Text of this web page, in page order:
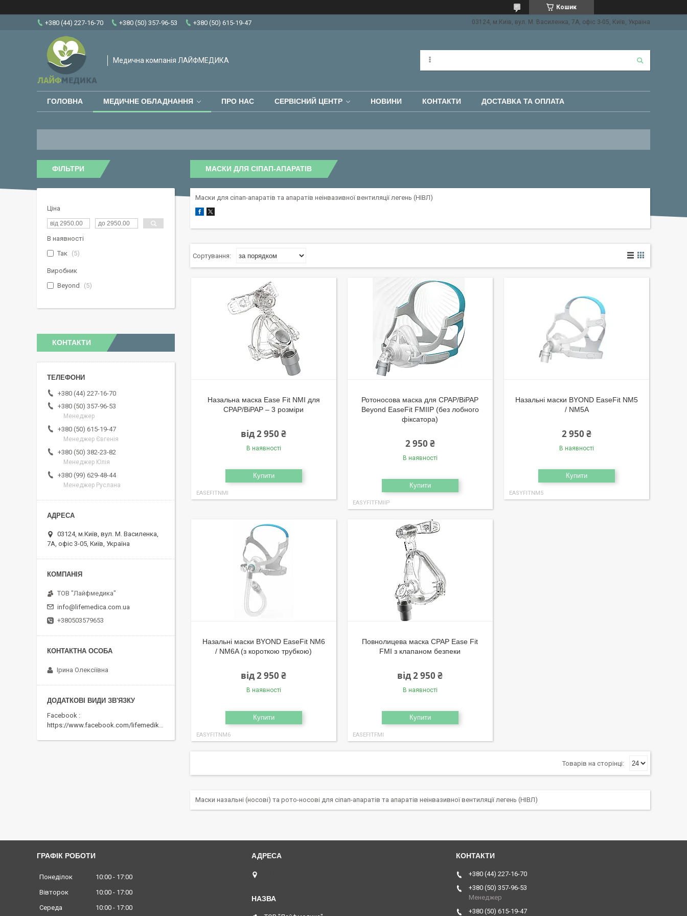
Кошик
+380 (44) 227-16-70 +380 (50) 357-96-53 +380 (50) 615-19-47 03124, м.Київ, вул. М. Василенка, 7А, офіс 3-05, Київ, Україна
Медична компанія ЛАЙФМЕДИКА
ГОЛОВНА МЕДИЧНЕ ОБЛАДНАННЯ ПРО НАС СЕРВІСНИЙ ЦЕНТР НОВИНИ КОНТАКТИ ДОСТАВКА ТА ОПЛАТА
МАСКИ ДЛЯ СІПАП-АПАРАТІВ
Маски для сіпап-апаратів та апаратів неінвазивної вентиляції легень (НІВЛ)
Назальна маска Ease Fit NMI для
CPAP/BiPAP – 3 розміри
від 2 950 ₴
В наявності
Купити
EASEFITNMI
Ротоносова маска для CPAP/BiPAP
Beyond EaseFit FMIIP (без лобного
фіксатора)
2 950 ₴
В наявності
Купити
EASYFITFMIIP
Назальні маски BYOND EaseFit NM5
/ NM5A
2 950 ₴
В наявності
Купити
EASYFITNM5
Назальні маски BYOND EaseFit NM6
/ NM6A (з короткою трубкою)
від 2 950 ₴
В наявності
Купити
EASYFITNM6
Повнолицева маска CPAP Ease Fit
FMI з клапаном безпеки
від 2 950 ₴
В наявності
Купити
EASEFITFMI
Маски назальні (носові) та рото-носові для сіпап-апаратів та апаратів неінвазивної вентиляції легень (НІВЛ)
ФІЛЬТРИ
Ціна
В наявності
Так
5
Виробник
Beyond
5
КОНТАКТИ
+380 (44) 227-16-70
+380 (50) 357-96-53
Менеджер
+380 (50) 615-19-47
Менеджер Євгенія
+380 (50) 382-23-82
Менеджер Юлія
+380 (99) 629-48-44
Менеджер Руслана
03124, м.Київ, вул. М. Василенка,
7А, офіс 3-05, Київ, Україна
ТОВ "Лайфмедика"
info@lifemedica.com.ua
+380503579653
Ірина Олексіївна
Facebook
https://www.facebook.com/lifemedika/
ГРАФІК РОБОТИ
Понеділок 10:00
17:00
Вівторок
10:00
17:00
Середа
10:00 17:00
+380 (44) 227-16-70
+380 (50) 357-96-53
Менеджер
+380 (50) 615-19-47